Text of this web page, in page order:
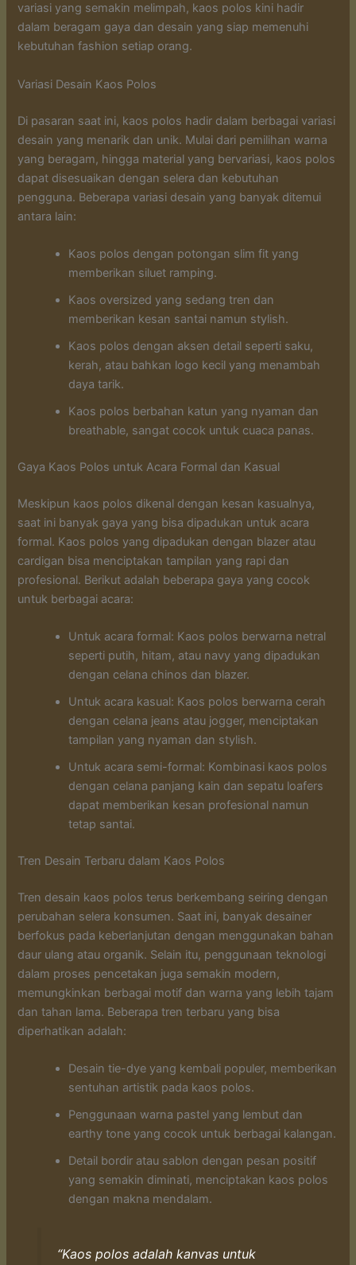
variasi yang semakin melimpah, kaos polos kini hadir
dalam beragam gaya dan desain yang siap memenuhi
kebutuhan fashion setiap orang.
Variasi Desain Kaos Polos
Di pasaran saat ini, kaos polos hadir dalam berbagai variasi
desain yang menarik dan unik. Mulai dari pemilihan warna
yang beragam, hingga material yang bervariasi, kaos polos
dapat disesuaikan dengan selera dan kebutuhan
pengguna. Beberapa variasi desain yang banyak ditemui
antara lain:
Kaos polos dengan potongan slim fit yang
memberikan siluet ramping.
Kaos oversized yang sedang tren dan
memberikan kesan santai namun stylish.
Kaos polos dengan aksen detail seperti saku,
kerah, atau bahkan logo kecil yang menambah
daya tarik.
Kaos polos berbahan katun yang nyaman dan
breathable, sangat cocok untuk cuaca panas.
Gaya Kaos Polos untuk Acara Formal dan Kasual
Meskipun kaos polos dikenal dengan kesan kasualnya,
saat ini banyak gaya yang bisa dipadukan untuk acara
formal. Kaos polos yang dipadukan dengan blazer atau
cardigan bisa menciptakan tampilan yang rapi dan
profesional. Berikut adalah beberapa gaya yang cocok
untuk berbagai acara:
Untuk acara formal: Kaos polos berwarna netral
seperti putih, hitam, atau navy yang dipadukan
dengan celana chinos dan blazer.
Untuk acara kasual: Kaos polos berwarna cerah
dengan celana jeans atau jogger, menciptakan
tampilan yang nyaman dan stylish.
Untuk acara semi-formal: Kombinasi kaos polos
dengan celana panjang kain dan sepatu loafers
dapat memberikan kesan profesional namun
tetap santai.
Tren Desain Terbaru dalam Kaos Polos
Tren desain kaos polos terus berkembang seiring dengan
perubahan selera konsumen. Saat ini, banyak desainer
berfokus pada keberlanjutan dengan menggunakan bahan
daur ulang atau organik. Selain itu, penggunaan teknologi
dalam proses pencetakan juga semakin modern,
memungkinkan berbagai motif dan warna yang lebih tajam
dan tahan lama. Beberapa tren terbaru yang bisa
diperhatikan adalah:
Desain tie-dye yang kembali populer, memberikan
sentuhan artistik pada kaos polos.
Penggunaan warna pastel yang lembut dan
earthy tone yang cocok untuk berbagai kalangan.
Detail bordir atau sablon dengan pesan positif
yang semakin diminati, menciptakan kaos polos
dengan makna mendalam.
“Kaos polos adalah kanvas untuk